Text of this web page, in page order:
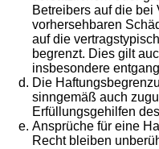
Betreibers auf die
vorhersehbaren
auf die
begrenzt. Dies gilt
insbesondere
Die
sinngemäß auch
Erfüllungsgehilfen
Ansprüche für eine
Recht bleiben